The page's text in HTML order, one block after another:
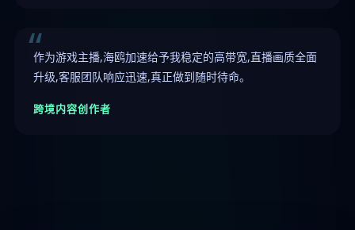
作为游戏主播,海鸥加速给予我稳定的高带宽,直播画质全面
升级,客服团队响应迅速,真正做到随时待命。
跨境内容创作者